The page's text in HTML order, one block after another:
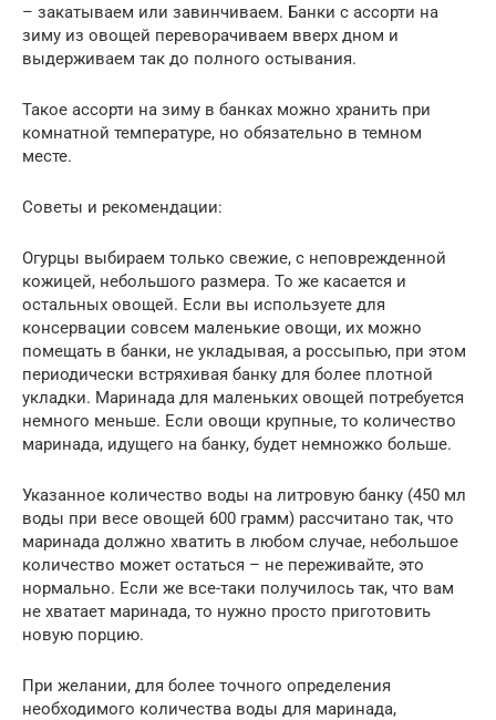
– закатываем или завинчиваем. Банки с ассорти на
зиму из овощей переворачиваем вверх дном и
выдерживаем так до полного остывания.
Такое ассорти на зиму в банках можно хранить при
комнатной температуре, но обязательно в темном
месте.
Советы и рекомендации:
Огурцы выбираем только свежие, с неповрежденной
кожицей, небольшого размера. То же касается и
остальных овощей. Если вы используете для
консервации совсем маленькие овощи, их можно
помещать в банки, не укладывая, а россыпью, при этом
периодически встряхивая банку для более плотной
укладки. Маринада для маленьких овощей потребуется
немного меньше. Если овощи крупные, то количество
маринада, идущего на банку, будет немножко больше.
Указанное количество воды на литровую банку (450 мл
воды при весе овощей 600 грамм) рассчитано так, что
маринада должно хватить в любом случае, небольшое
количество может остаться – не переживайте, это
нормально. Если же все-таки получилось так, что вам
не хватает маринада, то нужно просто приготовить
новую порцию.
При желании, для более точного определения
необходимого количества воды для маринада,